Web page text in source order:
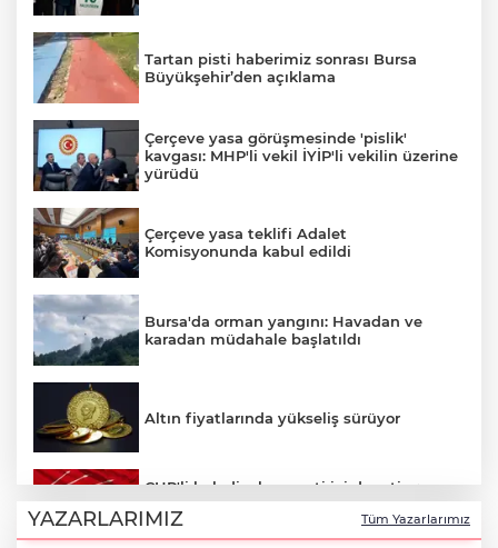
Tartan pisti haberimiz sonrası Bursa
Büyükşehir’den açıklama
Çerçeve yasa görüşmesinde 'pislik'
kavgası: MHP'li vekil İYİP'li vekilin üzerine
yürüdü
Çerçeve yasa teklifi Adalet
Komisyonunda kabul edildi
Bursa'da orman yangını: Havadan ve
karadan müdahale başlatıldı
Altın fiyatlarında yükseliş sürüyor
CHP'li belediyelere parti içi denetim:
Hakkında soruşturma olmayanlar da
incelenecek
YAZARLARIMIZ Tüm Yazarlarımız